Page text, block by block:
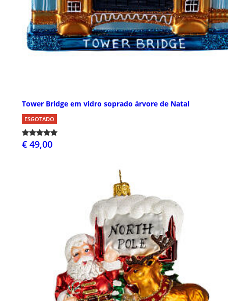
Tower Bridge em vidro soprado árvore de Natal
ESGOTADO
€ 49,00